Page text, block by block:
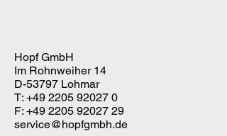
Hopf GmbH
Im Rohnweiher 14
D-53797 Lohmar
T: +49 2205 92027 0
F: +49 2205 92027 29
service@hopfgmbh.de